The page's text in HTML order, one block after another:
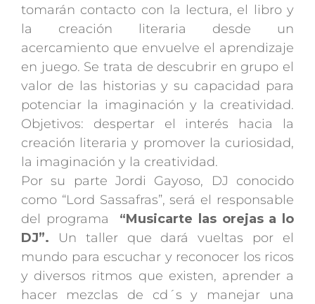
tomarán contacto con la lectura, el libro y
la creación literaria desde un
acercamiento que envuelve el aprendizaje
en juego. Se trata de descubrir en grupo el
valor de las historias y su capacidad para
potenciar la imaginación y la creatividad.
Objetivos: despertar el interés hacia la
creación literaria y promover la curiosidad,
la imaginación y la creatividad.
Por su parte Jordi Gayoso, DJ conocido
como “Lord Sassafras”, será el responsable
del programa “Musicarte las orejas a lo
DJ”. Un taller que dará
vueltas por el
mundo para escuchar y reconocer los ricos
y diversos ritmos que existen, aprender a
hacer mezclas de cd´s y manejar una